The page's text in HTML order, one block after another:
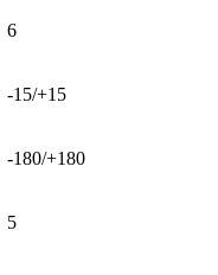
6
-15/+15
-180/+180
5